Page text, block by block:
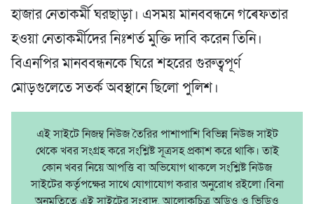
হাজার নেতাকর্মী ঘরছাড়া। এসময় মানববন্ধনে গৰেফতার
হওয়া নেতাকর্মীদের নিঃশর্ত মুক্তি দাবি করেন তিনি।
বিএনপির মানববন্ধনকে ঘিরে শহরের গুরুত্বপূর্ণ
মোড়গুলেতে সতর্ক অবস্থানে ছিলো পুলিশ।
এই সাইটে নিজম্ব নিউজ তৈরির পাশাপাশি বিভিন্ন নিউজ সাইট
থেকে খবর সংগ্রহ করে সংশ্লিষ্ট সূত্রসহ প্রকাশ করে থাকি। তাই
কোন খবর নিয়ে আপত্তি বা অভিযোগ থাকলে সংশ্লিষ্ট নিউজ
সাইটের কর্তৃপক্ষের সাথে যোগাযোগ করার অনুরোধ রইলো।বিনা